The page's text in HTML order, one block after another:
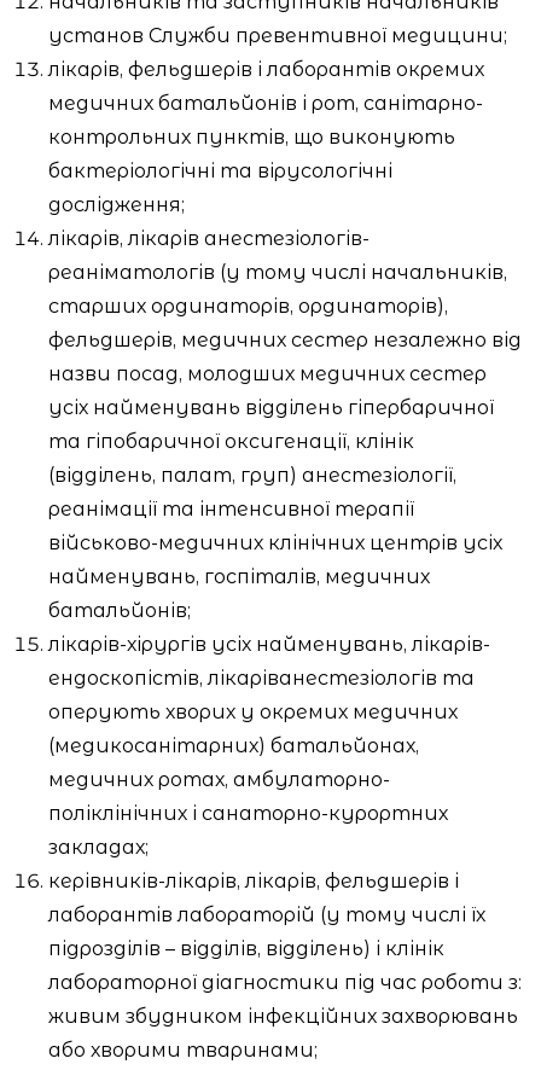
установ Служби превентивної медицини;
лікарів, фельдшерів і лаборантів окремих
медичних батальйонів і рот, санітарно-
контрольних пунктів, що виконують
бактеріологічні та вірусологічні
дослідження;
лікарів, лікарів анестезіологів-
реаніматологів (у тому числі начальників,
старших ординаторів, ординаторів),
фельдшерів, медичних сестер незалежно від
назви посад, молодших медичних сестер
усіх найменувань відділень гіпербаричної
та гіпобаричної оксигенації, клінік
(відділень, палат, груп) анестезіології,
реанімації та інтенсивної терапії
військово-медичних клінічних центрів усіх
найменувань, госпіталів, медичних
батальйонів;
лікарів-хірургів усіх найменувань, лікарів-
ендоскопістів, лікаріванестезіологів та
оперують хворих у окремих медичних
(медикосанітарних) батальйонах,
медичних ротах, амбулаторно-
поліклінічних і санаторно-курортних
закладах;
керівників-лікарів, лікарів, фельдшерів і
лаборантів лабораторій (у тому числі їх
підрозділів – відділів, відділень) і клінік
лабораторної діагностики під час роботи з:
живим збудником інфекційних захворювань
або хворими тваринами;